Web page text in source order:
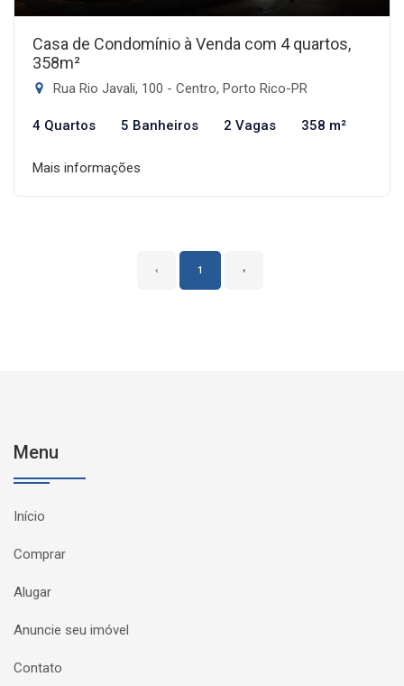
Casa de Condomínio à Venda com 4 quartos,
358m²
Rua Rio Javali, 100 - Centro, Porto Rico-PR
4 Quartos 5 Banheiros 2 Vagas 358 m²
Mais informações
‹ 1 ›
Menu
Início
Comprar
Alugar
Anuncie seu imóvel
Contato